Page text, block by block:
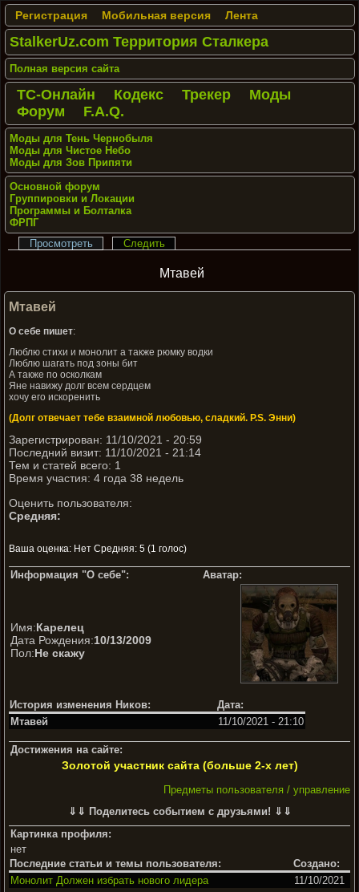
Регистрация Мобильная версия Лента
StalkerUz.com Территория Сталкера
Полная версия сайта
ТС-Онлайн Кодекс Трекер
Моды
Форум
F.A.Q.
Моды для Тень Чернобыля
Моды для Чистое Небо
Моды для Зов Припяти
Основной форум
Группировки и Локации
Программы и Болталка
ФРПГ
Просмотреть
Следить
Мтавей
Мтавей
О себе пишет:
Люблю стихи и монолит а также рюмку водки
Люблю шагать под зоны бит
А также по осколкам
Яне навижу долг всем сердцем
хочу его искоренить
(Долг отвечает тебе взаимной любовью, сладкий. P.S. Энни)
Зарегистрирован: 11/10/2021 - 20:59
Последний визит: 11/10/2021 - 21:14
Тем и статей всего: 1
Время участия: 4 года 38 недель
Оценить пользователя:
Средняя:
Ваша оценка: Нет Средняя: 5 (1 голос)
Информация "О себе": Аватар:
Имя:Карелец
Дата Рождения:10/13/2009
Пол:Не скажу
История изменения Ников:
Дата:
Мтавей
11/10/2021 - 21:10
Достижения на сайте:
Золотой участник сайта (больше 2-х лет)
Предметы пользователя / управление
⇓⇓ Поделитесь событием с друзьями! ⇓⇓
Картинка профиля:
нет
Последние статьи и темы пользователя:
Создано:
Монолит Должен избрать нового лидера
11/10/2021